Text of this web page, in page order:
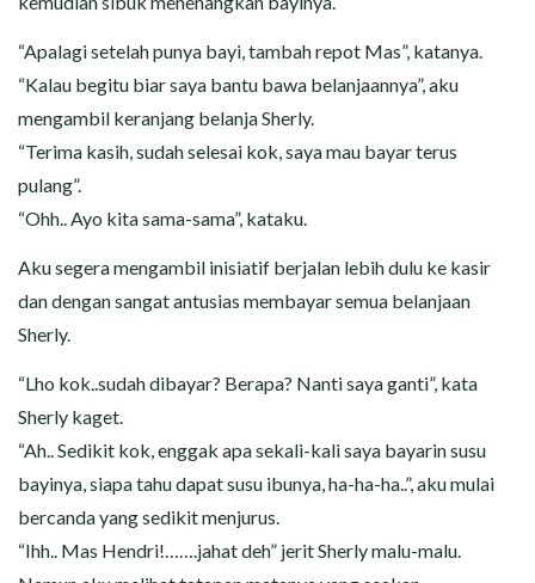
“Apalagi setelah punya bayi, tambah repot Mas”, katanya.
“Kalau begitu biar saya bantu bawa belanjaannya”, aku
mengambil keranjang belanja Sherly.
“Terima kasih, sudah selesai kok, saya mau bayar terus
pulang”.
“Ohh.. Ayo kita sama-sama”, kataku.
Aku segera mengambil inisiatif berjalan lebih dulu ke kasir
dan dengan sangat antusias membayar semua belanjaan
Sherly.
“Lho kok..sudah dibayar? Berapa? Nanti saya ganti”, kata
Sherly kaget.
“Ah.. Sedikit kok, enggak apa sekali-kali saya bayarin susu
bayinya, siapa tahu dapat susu ibunya, ha-ha-ha..”, aku mulai
bercanda yang sedikit menjurus.
“Ihh.. Mas Hendri!…….jahat deh” jerit Sherly malu-malu.